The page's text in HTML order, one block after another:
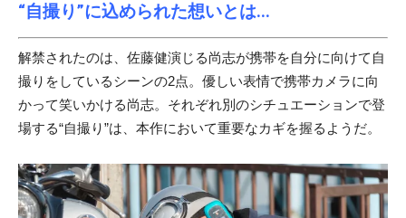
“自撮り”に込められた想いとは...
解禁されたのは、佐藤健演じる尚志が携帯を自分に向けて自
撮りをしているシーンの2点。優しい表情で携帯カメラに向
かって笑いかける尚志。それぞれ別のシチュエーションで登
場する“自撮り”は、本作において重要なカギを握るようだ。